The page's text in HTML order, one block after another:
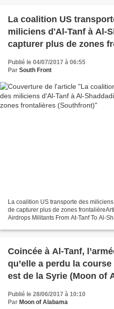
La coalition US
miliciens d'Al-Tanf à Al-
capturer plus de zones
Publié le 04/07/2017 à 06:55
Par South Front
La coalition US transporte des
de capturer plus de zones
Airdrops Militants From At-Tanf To Al-
Coincée à Al-Tanf,
qu’elle a perdu la
est de la Syrie (Moon of
Publié le 28/06/2017 à 10:10
Par Moon of Alabama